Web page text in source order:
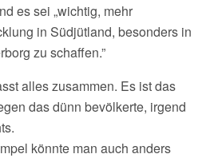
es sei „wichtig, mehr
in Südjütland, besonders in
zu schaffen.”
alles zusammen. Es ist das
das dünn bevölkerte, irgend
könnte man auch anders